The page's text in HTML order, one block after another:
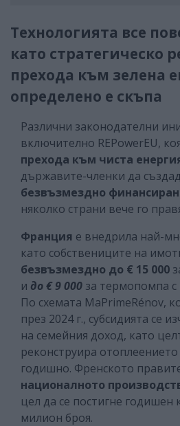
Технологията все
като стратегическо
прехода към зелена
определено е скъпа
Различни законодателни
включително REPowerEU,
прехода към чиста
държавите-членки да
безвъзмездно
няколко страни вече го
Франция е внедрила най-
като собствениците на
безвъзмездно до € 15 000
и до € 9 000 за термопомпа
По схемата MaPrimeRénov,
през 2024 г., субсидията се
на семейния доход, като
реконструира
годишно. Френското
националното
цел да се постигне годишен
милион броя.